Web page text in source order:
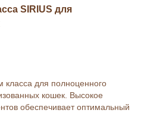
SIRIUS для
для полноценного
кошек. Высокое
обеспечивает оптимальный